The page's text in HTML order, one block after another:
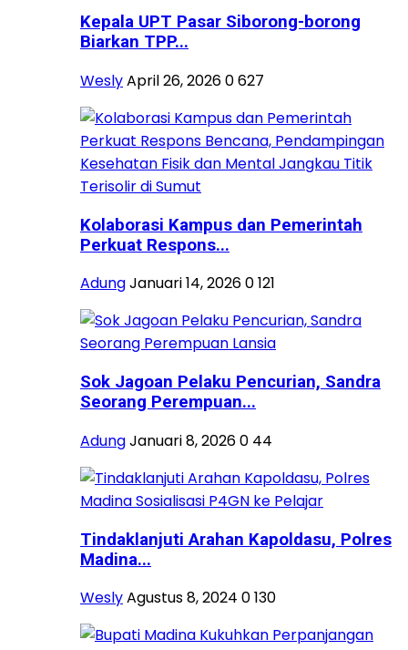
Kepala UPT Pasar Siborong-borong
Biarkan TPP...
WeslyApril 26, 20260627
Kolaborasi Kampus dan Pemerintah
Perkuat Respons...
AdungJanuari 14, 20260121
Sok Jagoan Pelaku Pencurian, Sandra
Seorang Perempuan...
AdungJanuari 8, 20260 44
Tindaklanjuti Arahan Kapoldasu, Polres
Madina...
WeslyAgustus 8, 2024 0130